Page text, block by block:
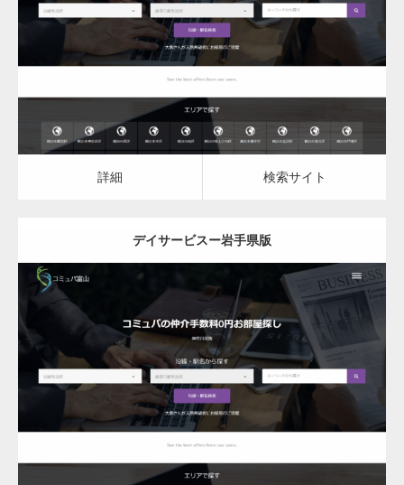
デイサービス
詳細 検索サイト
詳細 検索サイト
デイサービスー岩手県版
更新日： 2023.03.09
デイサービス
詳細 検索サイト